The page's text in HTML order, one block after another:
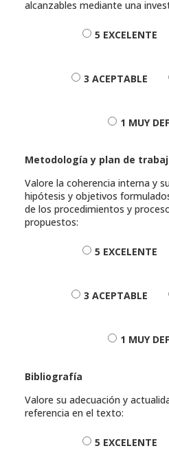
alcanzables mediante una
5 EXCELENTE
3 ACEPTABLE
1 MUY
Metodología y plan de
Valore la coherencia interna y
hipótesis y objetivos
de los procedimientos y
propuestos:
5 EXCELENTE
3 ACEPTABLE
1 MUY
Bibliografía
Valore su adecuación y
referencia en el texto:
5 EXCELENTE